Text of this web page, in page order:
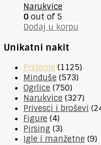
Narukvice
0 out of 5
Dodaj u korpu
Unikatni nakit
Prstenje (1125)
Minđuše (573)
Ogrlice (750)
Narukvice (327)
Privesci i broševi
Figure (4)
Pirsing (3)
Igle i manžetne (9)